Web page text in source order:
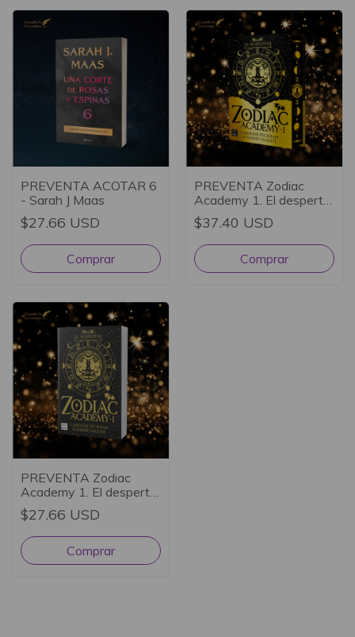
PREVENTA ACOTAR 6
- Sarah J Maas
$27.66 USD
PREVENTA Zodiac
Academy 1. El despertar
(Ed especial) - Caroline
Peckham y Susanne
Valenti
$37.40 USD
PREVENTA Zodiac
Academy 1. El despertar
- Caroline Peckham y
Susanne Valenti
$27.66 USD